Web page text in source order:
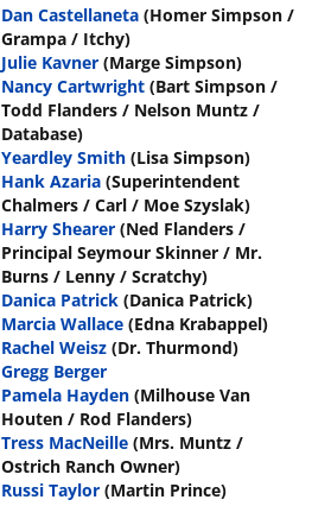
Dan Castellaneta (Homer Simpson /
Grampa / Itchy)
Julie Kavner (Marge Simpson)
Nancy Cartwright (Bart Simpson /
Todd Flanders / Nelson Muntz /
Database)
Yeardley Smith (Lisa Simpson)
Hank Azaria (Superintendent
Chalmers / Carl / Moe Szyslak)
Harry Shearer (Ned Flanders /
Principal Seymour Skinner / Mr.
Burns / Lenny / Scratchy)
Danica Patrick (Danica Patrick)
Marcia Wallace (Edna Krabappel)
Rachel Weisz (Dr. Thurmond)
Gregg Berger
Pamela Hayden (Milhouse Van
Houten / Rod Flanders)
Tress MacNeille (Mrs. Muntz /
Ostrich Ranch Owner)
Russi Taylor (Martin Prince)